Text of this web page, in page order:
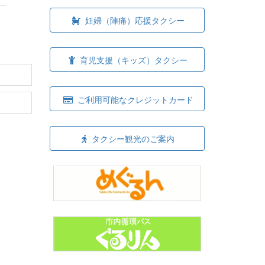
妊婦（陣痛）応援タクシー
育児支援（キッズ）タクシー
ご利用可能なクレジットカード
タクシー観光のご案内